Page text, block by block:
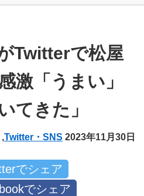
Twitterで松屋
激「うまい」
てきた」
,Twitter・SNS 2023年11月30日
でシェア
でシェア